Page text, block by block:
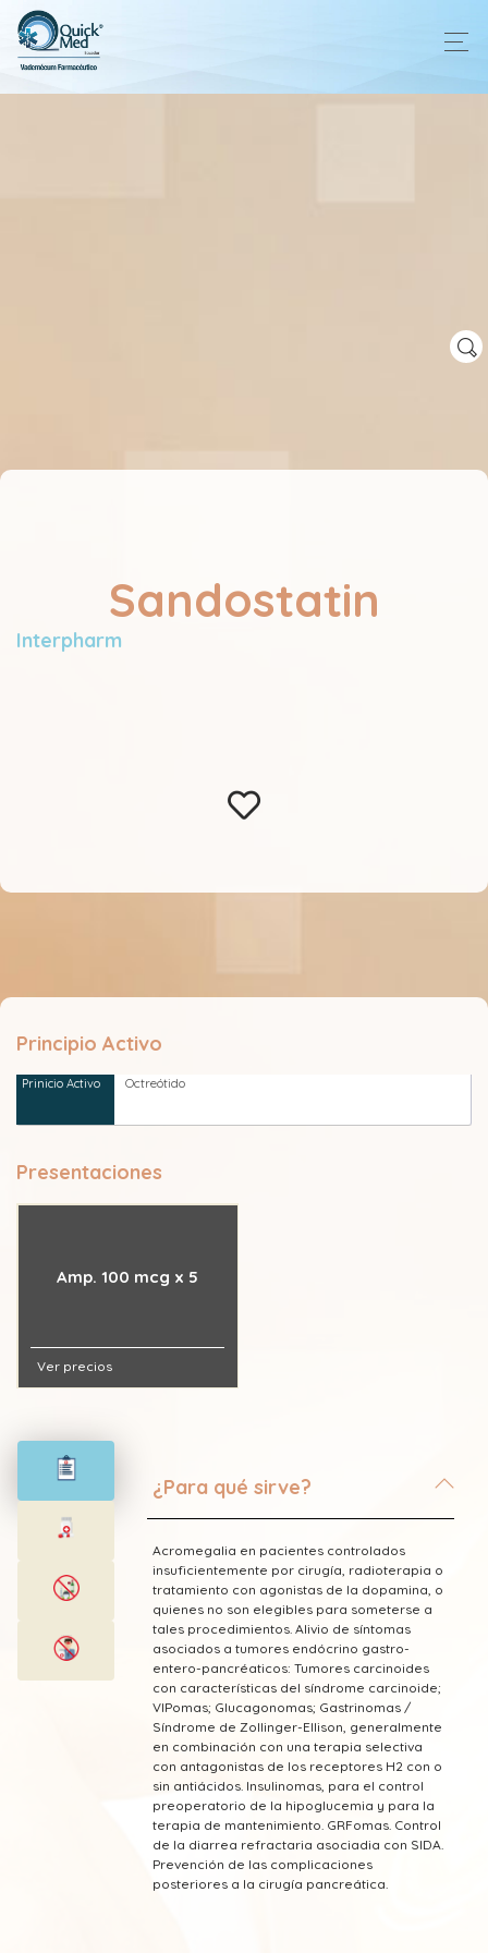
Sandostatin
Interpharm
Principio Activo
Octreótido
Presentaciones
Amp. 100 mcg x 5
Ver precios
¿Para qué sirve?
Acromegalia en pacientes controlados
insuficientemente por cirugía, radioterapia o
tratamiento con agonistas de la dopamina, o
quienes no son elegibles para someterse a
tales procedimientos. Alivio de síntomas
asociados a tumores endócrino gastro-
entero-pancréaticos: Tumores carcinoides
con características del síndrome carcinoide;
VIPomas; Glucagonomas; Gastrinomas /
Síndrome de Zollinger-Ellison, generalmente
en combinación con una terapia selectiva
con antagonistas de los receptores H2 con o
sin antiácidos. Insulinomas, para el control
preoperatorio de la hipoglucemia y para la
terapia de mantenimiento. GRFomas. Control
de la diarrea refractaria asociadia con SIDA.
Prevención de las complicaciones
posteriores a la cirugía pancreática.